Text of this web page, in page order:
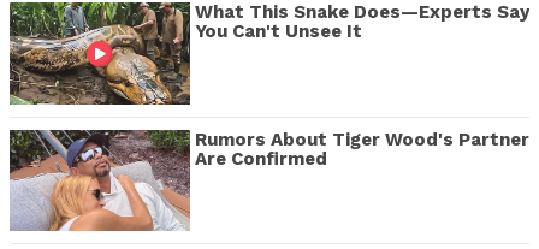
What This Snake Does—Experts Say
You Can't Unsee It
Rumors About Tiger Wood's Partner
Are Confirmed